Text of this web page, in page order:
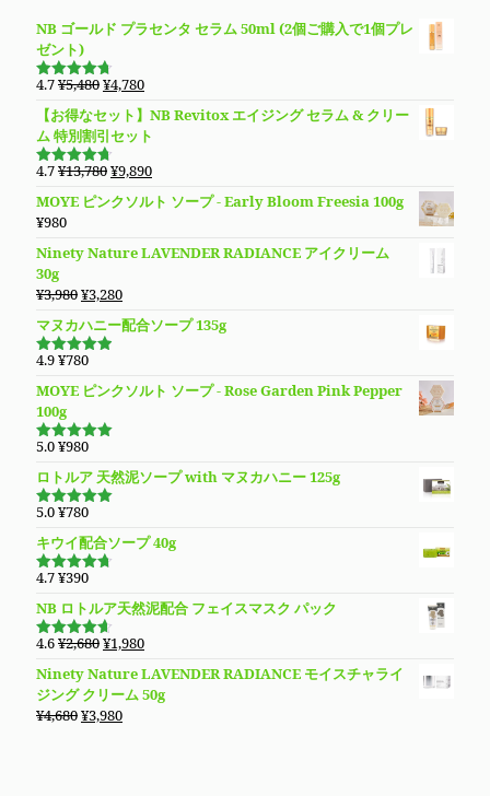
¥5,480
し
た。
は
す。
NB ゴールド プラセンタ セラム 50ml (2個ご購入で1個プレ
ゼント)
5段階で
価
4.7¥5,480元
価
格
は
で
た。
¥4,780現
の
価
格
¥4,780
す。
【お得なセット】NB Revitox エイジング セラム & クリー
ム 特別割引セット
5段階で
価
4.7¥13,780元
価
は
で
し
た。
¥9,890現
の
格
で
す。
MOYE ピンクソルト ソープ - Early Bloom Freesia 100g
¥980
Ninety Nature LAVENDER RADIANCE アイクリーム
30g
¥3,980元
価
格
¥3,980
で
し
¥3,280現
在
の
は
マヌカハニー配合ソープ 135g
5段階で
価
4.9¥780
MOYE ピンクソルト ソープ - Rose Garden Pink Pepper
100g
5段階で
5.0¥980
ロトルア 天然泥ソープ with マヌカハニー 125g
5段階で
5.0¥780
キウイ配合ソープ 40g
5段階で
価
4.7¥390
NB ロトルア天然泥配合 フェイスマスク パック
5段階で
価
4.6¥2,680元
価
格
は
¥1,980現
の
価
Ninety Nature LAVENDER RADIANCE モイスチャライ
ジング クリーム 50g
¥4,680元
¥3,980現